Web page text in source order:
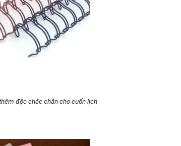
độc chắc chắn cho cuốn lịch